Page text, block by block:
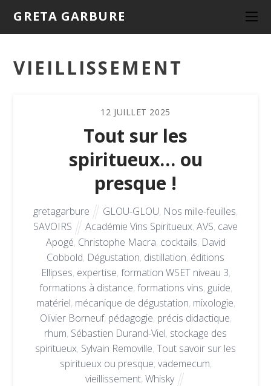
GRETA GARBURE
VIEILLISSEMENT
12 JUILLET 2025
Tout sur les
spiritueux… ou
presque !
gretagarbure GLOU-GLOU, Nos mille-feuilles,
SAVOIRS
Académie Vins Spiritueux,AVS, cave
Apogé, Christophe Macra, cocktails, David
Cobbold, Dégustation, distillation, éditions
Ellipses, expertise, formation WSET niveau 3,
formations à distance, formations vins, guide,
matériel, mécanique de dégustation, mixologie,
Olivier Borneuf, pédagogie, précis didactique,
rhum, Sébastien Durand-Viel, stockage des
spiritueux, Sylvain Removille, Tout savoir sur les
spiritueux ou presque, vademecum,
vieillissement,Whisky